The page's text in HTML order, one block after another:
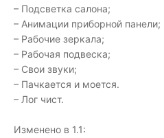
– Подсветка салона;
– Анимации приборной панели;
– Рабочие зеркала;
– Рабочая подвеска;
– Свои звуки;
– Пачкается и моется.
– Лог чист.
Изменено в 1.1: